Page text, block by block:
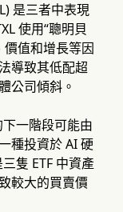
是三者中表現
使用“聰明貝
值和增長等因
導致其低配超
公司傾斜。
一階段可能由
種投資於 AI 硬
隻 ETF 中資產
較大的買賣價